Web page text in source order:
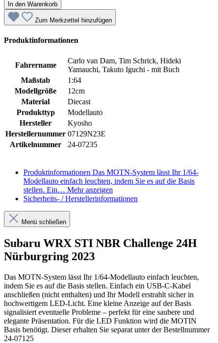
In den Warenkorb
Zum Merkzettel hinzufügen
Produktinformationen
Fahrername
Carlo van Dam, Tim Schrick, Hideki
Yamauchi, Takuto Iguchi - mit Buch
Maßstab
1:64
Modellgröße
12cm
Material
Diecast
Produkttyp
Modellauto
Hersteller
Kyosho
Herstellernummer 07129N23E
Artikelnummer
24-07235
Produktinformationen Das MOTN-System lässt Ihr 1/64-
Modellauto einfach leuchten, indem Sie es auf die Basis
stellen. Ein… Mehr anzeigen
Sicherheits- / Herstellerinformationen
Menü schließen
Subaru WRX STI NBR Challenge 24H
Nürburgring 2023
Das MOTN-System lässt Ihr 1/64-Modellauto einfach leuchten,
indem Sie es auf die Basis stellen. Einfach ein USB-C-Kabel
anschließen (nicht enthalten) und Ihr Modell erstrahlt sicher in
hochwertigem LED-Licht. Eine kleine Anzeige auf der Basis
signalisiert eventuelle Probleme – perfekt für eine saubere und
elegante Präsentation. Für die LED Funktion wird die MOTIN
Basis benötigt. Dieser erhalten Sie separat unter der Bestellnummer
24-07125